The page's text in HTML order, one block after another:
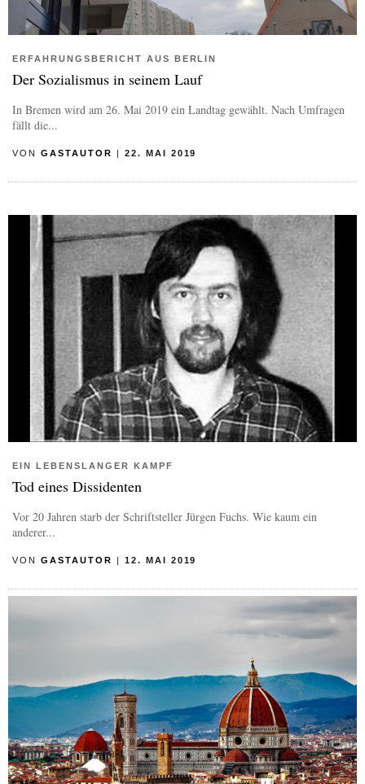
ERFAHRUNGSBERICHT AUS BERLIN
Der Sozialismus in seinem Lauf
In Bremen wird am 26. Mai 2019 ein Landtag gewählt. Nach Umfragen
fällt die...
VON GASTAUTOR | 22. MAI 2019
EIN LEBENSLANGER KAMPF
Tod eines Dissidenten
Vor 20 Jahren starb der Schriftsteller Jürgen Fuchs. Wie kaum ein
anderer...
VON GASTAUTOR 12. MAI 2019